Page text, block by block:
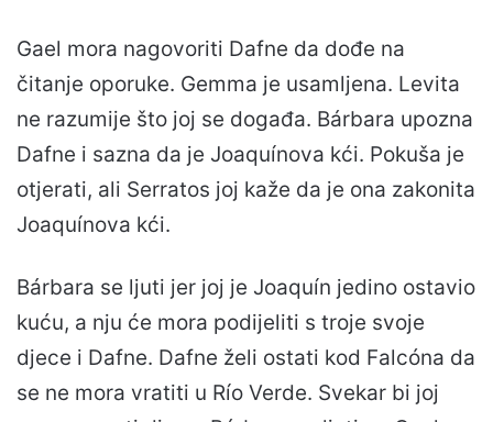
Gael mora nagovoriti Dafne da dođe na
čitanje oporuke. Gemma je usamljena. Levita
ne razumije što joj se događa. Bárbara upozna
Dafne i sazna da je Joaquínova kći. Pokuša je
otjerati, ali Serratos joj kaže da je ona zakonita
Joaquínova kći.
Bárbara se ljuti jer joj je Joaquín jedino ostavio
kuću, a nju će mora podijeliti s troje svoje
djece i Dafne. Dafne želi ostati kod Falcóna da
se ne mora vratiti u Río Verde. Svekar bi joj